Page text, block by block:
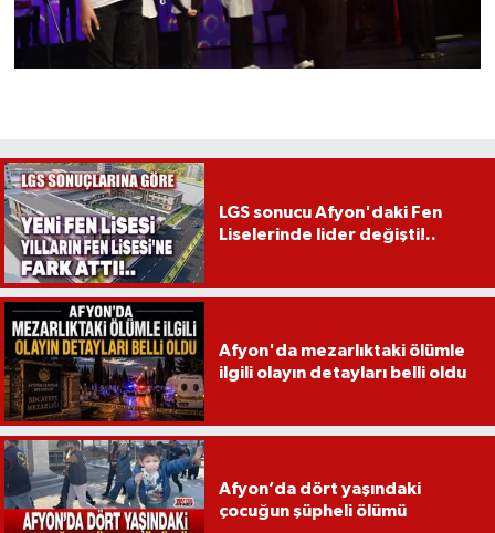
LGS sonucu Afyon'daki Fen
Liselerinde lider değişti!..
Afyon'da mezarlıktaki ölümle
ilgili olayın detayları belli oldu
Afyon’da dört yaşındaki
çocuğun şüpheli ölümü